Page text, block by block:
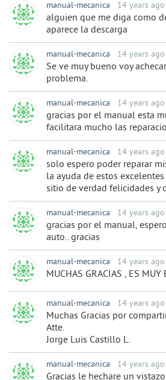
manual-mecanica 14 years ago
alguien que me diga como
aparece la descarga
manual-mecanica 14 years ago
Se ve muy bueno voy
problema.
manual-mecanica 14 years ago
gracias por el manual esta
facilitara mucho las
manual-mecanica 14 years ago
solo espero poder reparar
la ayuda de estos
sitio de verdad felicidades y
manual-mecanica 14 years ago
gracias por el manual,
auto.. gracias
manual-mecanica 14 years ago
MUCHAS GRACIAS , ES MUY
manual-mecanica 14 years ago
Muchas Gracias por
Atte.
Jorge Luis Castillo L.
manual-mecanica 14 years ago
Gracias le hechare un vistazo